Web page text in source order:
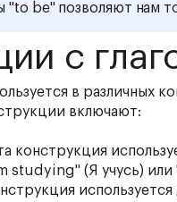
"to be" позволяют нам
с
в различных
включают:
конструкция
studying" (Я учусь)